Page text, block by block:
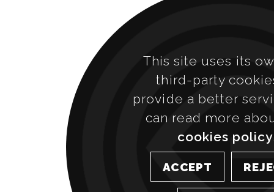
This site uses its
third-party
provide a better
can read more
cookies policy